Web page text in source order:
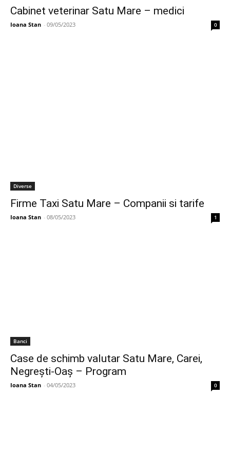
Cabinet veterinar Satu Mare – medici
Ioana Stan - 09/05/2023 0
Diverse
Firme Taxi Satu Mare – Companii si tarife
Ioana Stan - 08/05/2023 1
Banci
Case de schimb valutar Satu Mare, Carei,
Negrești-Oaș – Program
Ioana Stan - 04/05/2023 0